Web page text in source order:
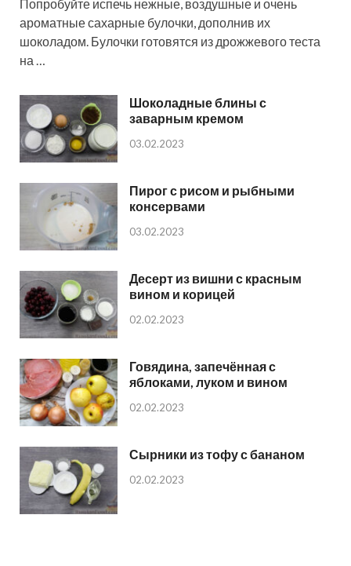
Попробуйте испечь нежные, воздушные и очень
ароматные сахарные булочки, дополнив их
шоколадом. Булочки готовятся из дрожжевого теста
на …
Шоколадные блины с
заварным кремом
03.02.2023
Пирог с рисом и рыбными
консервами
03.02.2023
Десерт из вишни с красным
вином и корицей
02.02.2023
Говядина, запечённая с
яблоками, луком и вином
02.02.2023
Сырники из тофу с бананом
02.02.2023